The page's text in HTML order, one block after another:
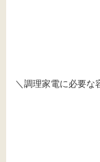
＼調理家電に必要な